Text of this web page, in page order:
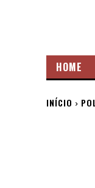
HOME
INÍCIO